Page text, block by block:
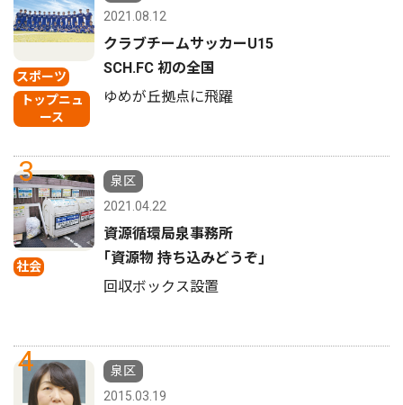
スポーツ
トップニュ
ース
2021.08.12
クラブチームサッカーU15
SCH.FC 初の全国
ゆめが丘拠点に飛躍
3
社会
泉区
2021.04.22
資源循環局泉事務所
｢資源物 持ち込みどうぞ｣
回収ボックス設置
4
泉区
2015.03.19